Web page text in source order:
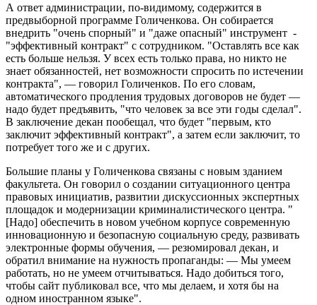
А ответ администрации, по-видимому, содержится в
предвыборной программе Голиченкова. Он собирается
внедрить "очень спорный" и "даже опасный" инструмент -
"эффективный контракт" с сотрудником. "Оставлять все как
есть больше нельзя. У всех есть только права, но никто не
знает обязанностей, нет возможности спросить по истечении
контракта", — говорил Голиченков. По его словам,
автоматического продления трудовых договоров не будет —
надо будет предъявить, "что человек за все эти годы сделал".
В заключение декан пообещал, что будет "первым, кто
заключит эффективный контракт", а затем если заключит, то
потребует того же и с других.
Большие планы у Голиченкова связаны с новым зданием
факультета. Он говорил о создании ситуационного центра
правовых инициатив, развитии дискуссионных экспертных
площадок и модернизации криминалистического центра. "
[Надо] обеспечить в новом учебном корпусе современную
инновационную и безопасную социальную среду, развивать
электронные формы обучения, — резюмировал декан, и
обратил внимание на нужность пропаганды: — Мы умеем
работать, но не умеем отчитываться. Надо добиться того,
чтобы сайт публиковал все, что мы делаем, и хотя бы на
одном иностранном языке".